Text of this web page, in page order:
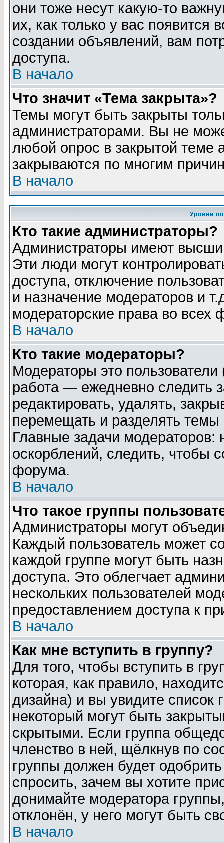
они тоже несут какую-то
их, как только у вас появится
создании объявлений, вам
доступа.
В начало
Что значит «Тема закрыта»?
Темы могут быть закрыты
администраторами. Вы не
любой опрос в закрытой теме
закрываются по многим
В начало
Уровни
Кто такие администраторы?
Администраторы имеют
Эти люди могут
доступа, отключение
и назначение модераторов и
модераторские права во всех
В начало
Кто такие модераторы?
Модераторы это
работа — ежедневно следить
редактировать, удалять,
перемещать и разделять
Главные задачи
оскорблений, следить, чтобы
форума.
В начало
Что такое группы
Администраторы могут
Каждый пользователь может
каждой группе могут быть
доступа. Это облегчает
нескольких пользователей
предоставлением доступа к
В начало
Как мне вступить в группу?
Для того, чтобы вступить в
которая, как правило,
дизайна) и вы увидите список
некоторый могут быть
скрытыми. Если группа
членство в ней, щёлкнув по
группы должен будет
спросить, зачем вы хотите
донимайте модератора
отклонён, у него могут быть
В начало